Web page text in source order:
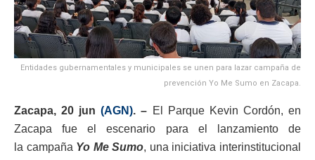
Entidades gubernamentales y municipales se unen para lazar campaña de
prevención Yo Me Sumo en Zacapa.
Zacapa, 20 jun(AGN). – El Parque Kevin Cordón, en
Zacapa fue el escenario para el lanzamiento de
la campaña Yo Me Sumo, una iniciativa interinstitucional